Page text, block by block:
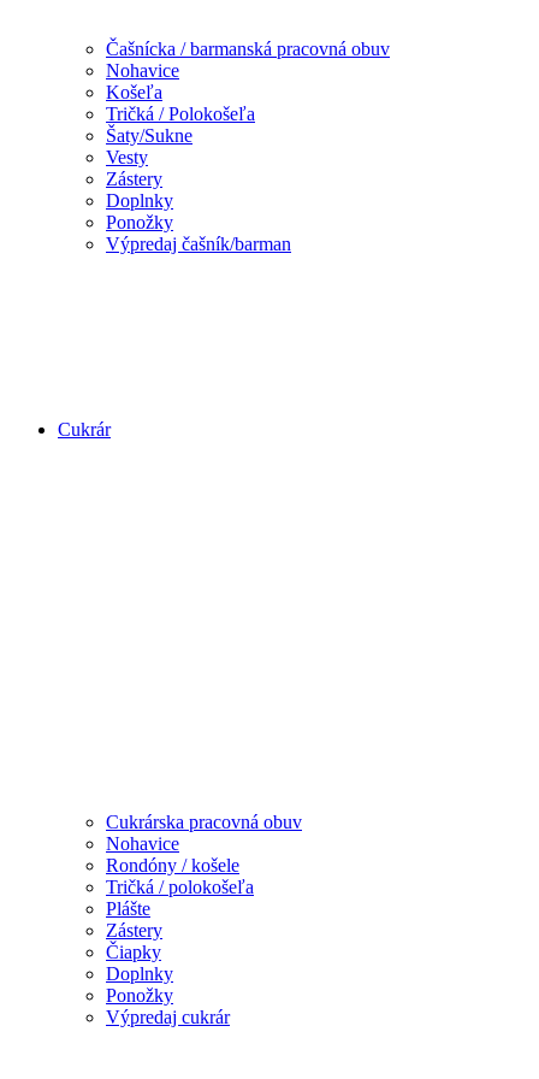
Čašnícka / barmanská pracovná obuv
Nohavice
Košeľa
Tričká / Polokošeľa
Šaty/Sukne
Vesty
Zástery
Doplnky
Ponožky
Výpredaj čašník/barman
Cukrár
Cukrárska pracovná obuv
Nohavice
Rondóny / košele
Tričká / polokošeľa
Plášte
Zástery
Čiapky
Doplnky
Ponožky
Výpredaj cukrár